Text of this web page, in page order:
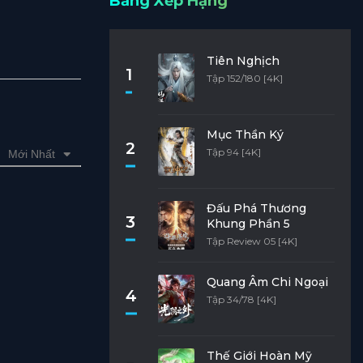
Mới Nhất
1
Tiên Nghịch
Tập 152/180 [4K]
2
Mục Thần Ký
Tập 94 [4K]
3
Đấu Phá Thương
Khung Phần 5
Tập Review 05 [4K]
4
Quang Âm Chi Ngoại
Tập 34/78 [4K]
Thế Giới Hoàn Mỹ